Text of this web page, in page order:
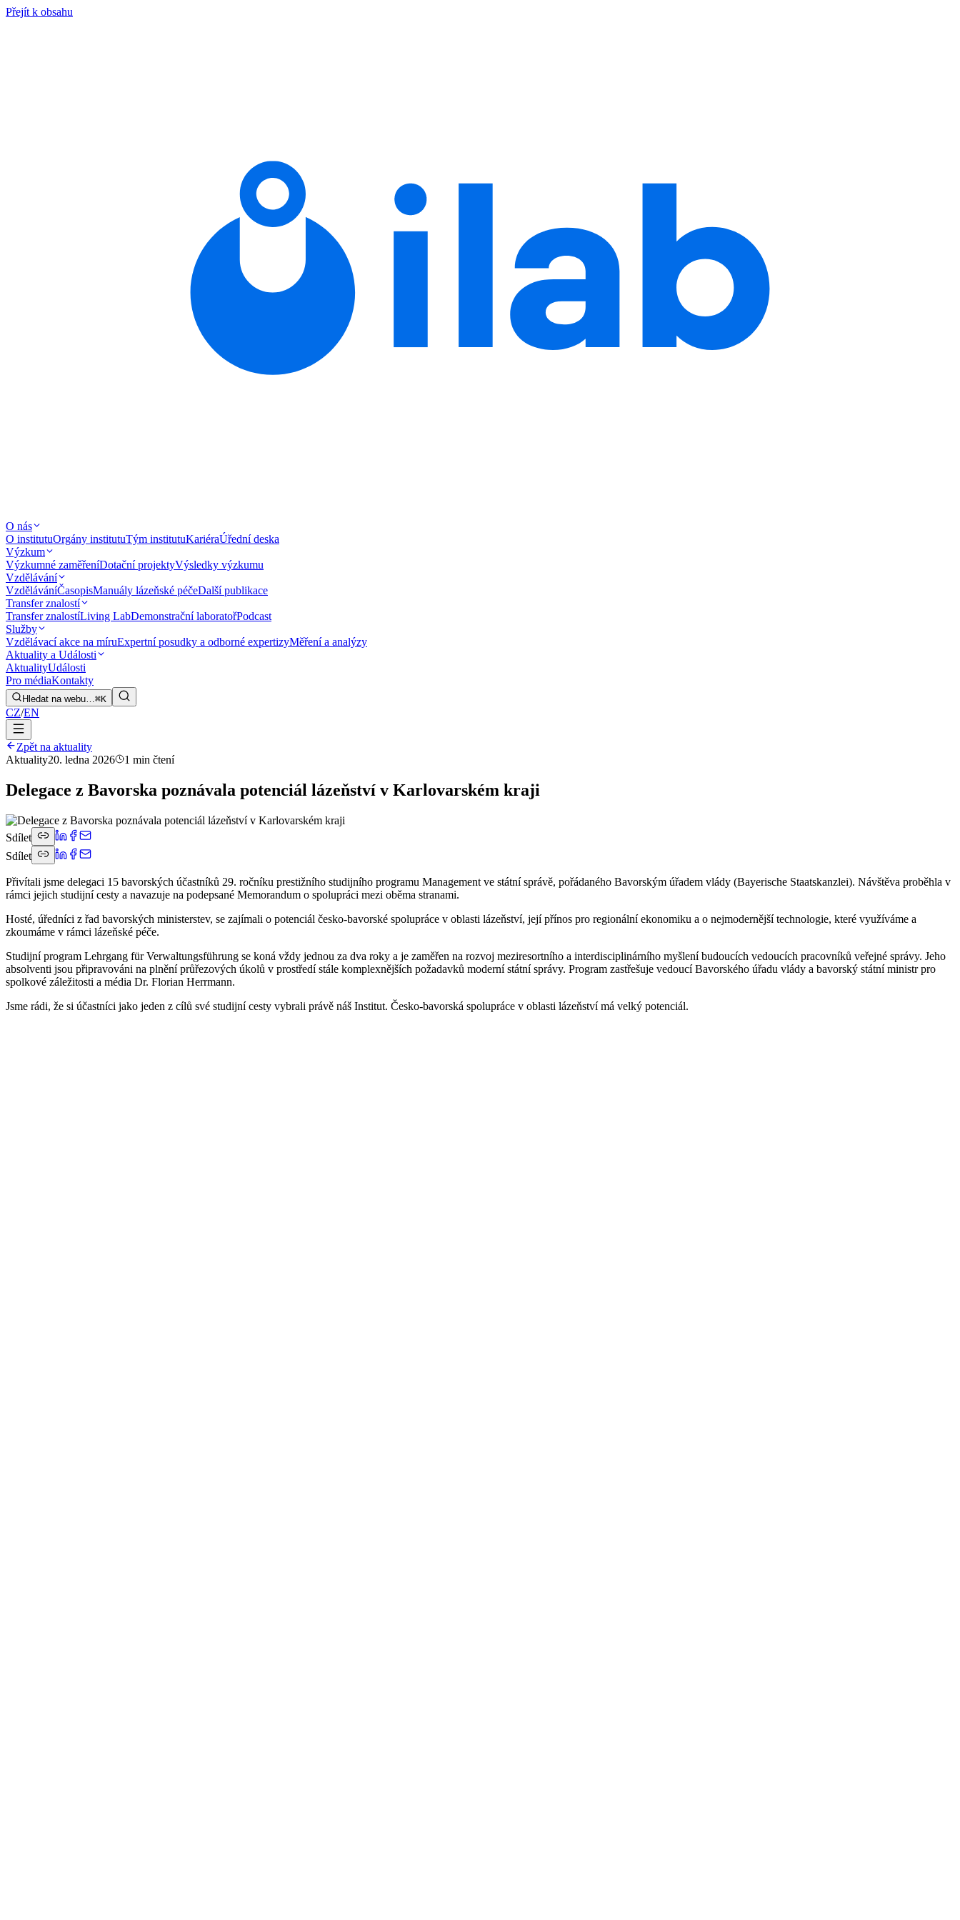
Přejít k obsahu
O nás
O institutuOrgány institutuTým institutuKariéraÚřední deska
Výzkum
Výzkumné zaměřeníDotační projektyVýsledky výzkumu
Vzdělávání
VzděláváníČasopisManuály lázeňské péčeDalší publikace
Transfer znalostí
Transfer znalostíLiving LabDemonstrační laboratořPodcast
Služby
Vzdělávací akce na míruExpertní posudky a odborné expertizyMěření a analýzy
Aktuality a Události
AktualityUdálosti
Pro médiaKontakty
Hledat na webu…⌘K
CZ/EN
Zpět na aktuality
Aktuality20. ledna 2026 1 min čtení
Delegace z Bavorska poznávala potenciál lázeňství v Karlovarském kraji
Sdílet
Sdílet
Přivítali jsme delegaci 15 bavorských účastníků 29. ročníku prestižního studijního programu Management ve státní správě, pořádaného Bavorským úřadem vlády (Bayerische Staatskanzlei). Návštěva proběhla v
rámci jejich studijní cesty a navazuje na podepsané Memorandum o spolupráci mezi oběma stranami.
Hosté, úředníci z řad bavorských ministerstev, se zajímali o potenciál česko-bavorské spolupráce v oblasti lázeňství, její přínos pro regionální ekonomiku a o nejmodernější technologie, které využíváme a
zkoumáme v rámci lázeňské péče.
Studijní program Lehrgang für Verwaltungsführung se koná vždy jednou za dva roky a je zaměřen na rozvoj meziresortního a interdisciplinárního myšlení budoucích vedoucích pracovníků veřejné správy. Jeho
absolventi jsou připravováni na plnění průřezových úkolů v prostředí stále komplexnějších požadavků moderní státní správy. Program zastřešuje vedoucí Bavorského úřadu vlády a bavorský státní ministr pro
spolkové záležitosti a média Dr. Florian Herrmann.
Jsme rádi, že si účastníci jako jeden z cílů své studijní cesty vybrali právě náš Institut. Česko-bavorská spolupráce v oblasti lázeňství má velký potenciál.